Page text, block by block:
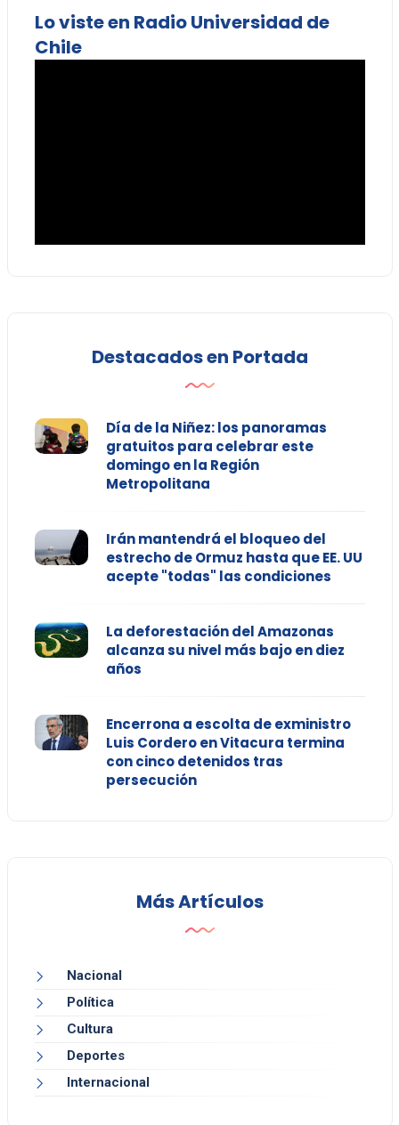
Lo viste en Radio Universidad de
Chile
Destacados en Portada
Día de la Niñez: los panoramas
gratuitos para celebrar este
domingo en la Región
Metropolitana
Irán mantendrá el bloqueo del
estrecho de Ormuz hasta que EE. UU
acepte "todas" las condiciones
La deforestación del Amazonas
alcanza su nivel más bajo en diez
años
Encerrona a escolta de exministro
Luis Cordero en Vitacura termina
con cinco detenidos tras
persecución
Más Artículos
Nacional
Política
Cultura
Deportes
Internacional